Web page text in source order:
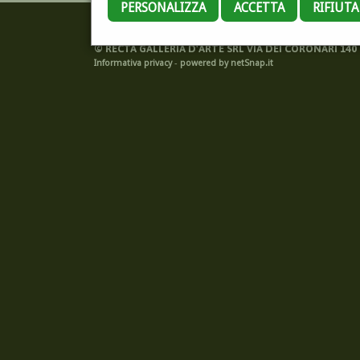
PERSONALIZZA ACCETTA
©RECTA GALLERIA D'ARTE SRL VIA DEI CORONARI
Informativa privacy- powered by netSnap.it